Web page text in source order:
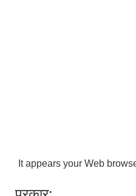
It appears your Web